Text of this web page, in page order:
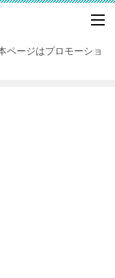
ページはプロモーショ